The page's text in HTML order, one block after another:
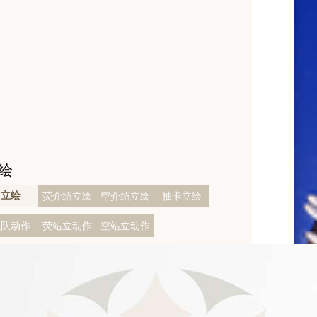
立绘 荧介绍立绘 空介绍立绘 抽卡立绘
动作 荧站立动作 空站立动作